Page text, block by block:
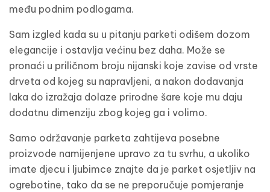
među podnim podlogama.
Sam izgled kada su u pitanju parketi odišem dozom
elegancije i ostavlja većinu bez daha. Može se
pronaći u priličnom broju nijanski koje zavise od vrste
drveta od kojeg su napravljeni, a nakon dodavanja
laka do izražaja dolaze prirodne šare koje mu daju
dodatnu dimenziju zbog kojeg ga i volimo.
Samo održavanje parketa zahtijeva posebne
proizvode namijenjene upravo za tu svrhu, a ukoliko
imate djecu i ljubimce znajte da je parket osjetljiv na
ogrebotine, tako da se ne preporučuje pomjeranje